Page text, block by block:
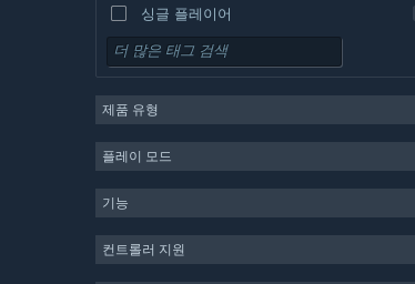
싱글 플레이어
시뮬레이션
전략
무료 플레이
제품 유형
플레이 모드
기능
컨트롤러 지원